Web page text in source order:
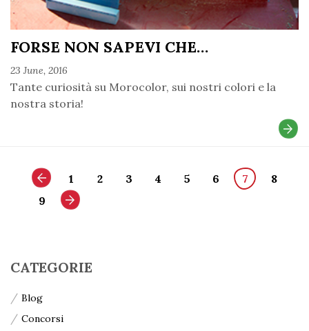
FORSE NON SAPEVI CHE…
23 June, 2016
Tante curiosità su Morocolor, sui nostri colori e la
nostra storia!
1 2 3 4 5 6 7
8
9
CATEGORIE
Blog
Concorsi